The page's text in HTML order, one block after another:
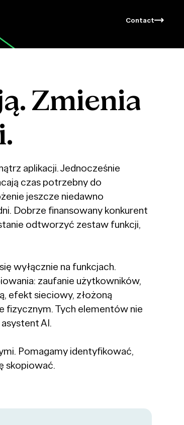
Contact
Zmienia
aplikacji. Jednocześnie
czas potrzebny do
jeszcze niedawno
Dobrze finansowany konkurent
odtworzyć zestaw funkcji,
wyłącznie na funkcjach.
zaufanie użytkowników,
efekt sieciowy, złożoną
fizycznym. Tych elementów nie
AI.
Pomagamy identyfikować,
skopiować.